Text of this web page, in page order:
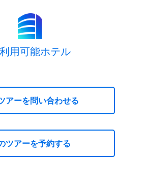
用可能ホテル
アーを問い合わせる
ツアーを予約する